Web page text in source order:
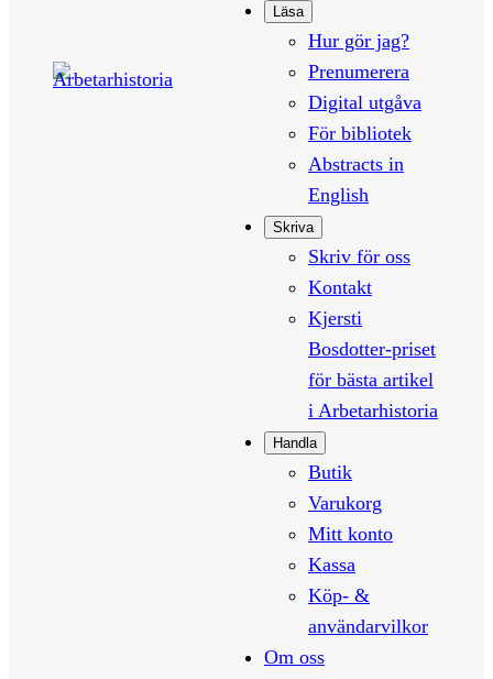
Läsa
Hur gör jag?
Prenumerera
Digital utgåva
För bibliotek
Abstracts in
English
Skriva
Skriv för oss
Kontakt
Kjersti
Bosdotter-priset
för bästa artikel
i Arbetarhistoria
Handla
Butik
Varukorg
Mitt konto
Kassa
Köp- &
användarvilkor
Om oss